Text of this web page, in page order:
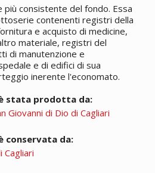
più consistente del fondo. Essa
contenenti registri della
e acquisto di medicine,
materiale, registri del
di manutenzione e
e di edifici di sua
inerente l'economato.
stata prodotta da:
Giovanni di Dio di Cagliari
conservata da:
Cagliari